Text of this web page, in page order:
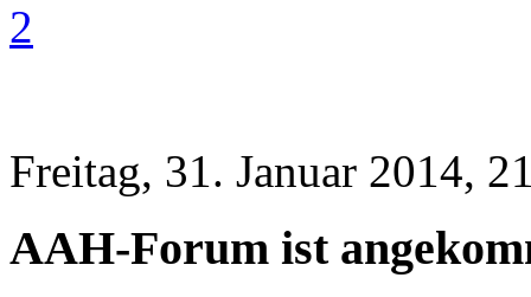
2
Freitag, 31. Januar 2014,
AAH-Forum ist